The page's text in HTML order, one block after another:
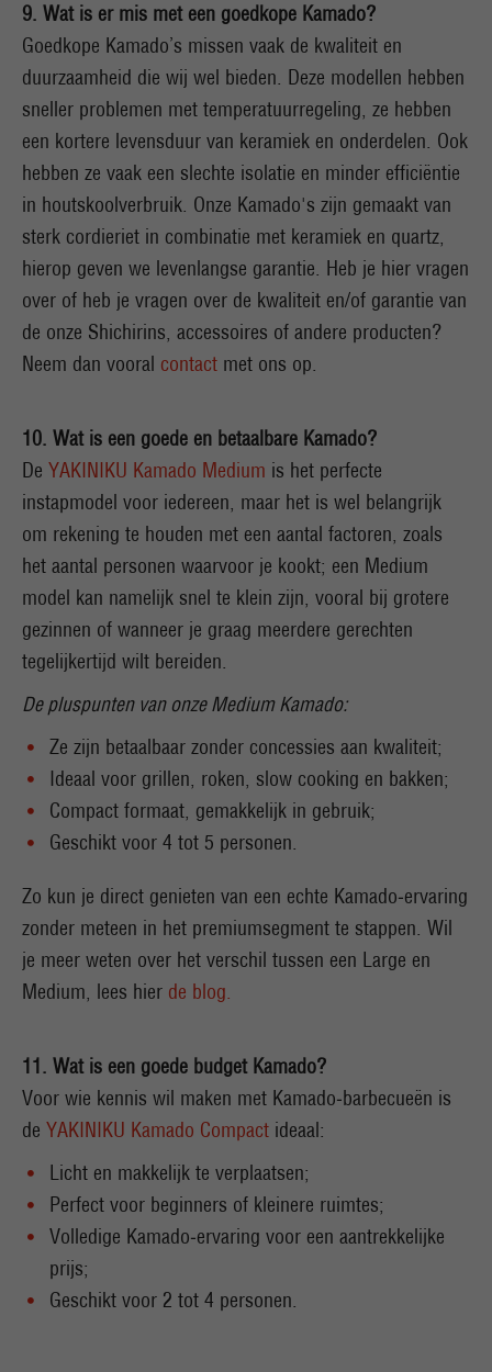
9. Wat is er mis met een goedkope Kamado?
Goedkope Kamado’s missen vaak de kwaliteit en
duurzaamheid die wij wel bieden. Deze modellen hebben
sneller problemen met temperatuurregeling, ze hebben
een kortere levensduur van keramiek en onderdelen. Ook
hebben ze vaak een slechte isolatie en minder efficiëntie
in houtskoolverbruik. Onze Kamado's zijn gemaakt van
sterk cordieriet in combinatie met keramiek en quartz,
hierop geven we levenlangse garantie. Heb je hier vragen
over of heb je vragen over de kwaliteit en/of garantie van
de onze Shichirins, accessoires of andere producten?
Neem dan vooral contact met ons op.
10. Wat is een goede en betaalbare Kamado?
De YAKINIKU Kamado Medium is het perfecte
instapmodel voor iedereen, maar het is wel belangrijk
om rekening te houden met een aantal factoren, zoals
het aantal personen waarvoor je kookt; een Medium
model kan namelijk snel te klein zijn, vooral bij grotere
gezinnen of wanneer je graag meerdere gerechten
tegelijkertijd wilt bereiden.
De pluspunten van onze Medium Kamado:
Ze zijn betaalbaar zonder concessies aan kwaliteit;
Ideaal voor grillen, roken, slow cooking en bakken;
Compact formaat, gemakkelijk in gebruik;
Geschikt voor 4 tot 5 personen.
Zo kun je direct genieten van een echte Kamado‑ervaring
zonder meteen in het premiumsegment te stappen. Wil
je meer weten over het verschil tussen een Large en
Medium, lees hier de blog.
11. Wat is een goede budget Kamado?
Voor wie kennis wil maken met Kamado‑barbecueën is
de YAKINIKU Kamado Compact ideaal:
Licht en makkelijk te verplaatsen;
Perfect voor beginners of kleinere ruimtes;
Volledige Kamado‑ervaring voor een aantrekkelijke
prijs;
Geschikt voor 2 tot 4 personen.